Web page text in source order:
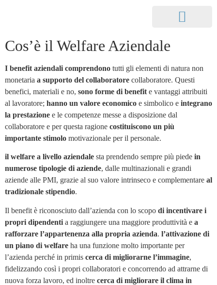
Costi welfare Lombardia
Cos’è il Welfare Aziendale
I benefit aziendali comprendono tutti gli elementi di natura non
monetaria a supporto del collaboratore collaboratore. Questi
benefici, materiali e no, sono forme di benefit e vantaggi attribuiti
al lavoratore; hanno un valore economico e simbolico e integrano
la prestazione e le competenze messe a disposizione dal
collaboratore e per questa ragione costituiscono un più
importante stimolo motivazionale per il personale.
il welfare a livello aziendale sta prendendo sempre più piede in
numerose tipologie di aziende, dalle multinazionali e grandi
aziende alle PMI, grazie al suo valore intrinseco e complementare al
tradizionale stipendio.
Il benefit è riconosciuto dall’azienda con lo scopo di incentivare i
propri dipendenti a raggiungere una maggiore produttività e a
rafforzare l’appartenenza alla propria azienda. l’attivazione di
un piano di welfare ha una funzione molto importante per
l’azienda perché in primis cerca di migliorarne l’immagine,
fidelizzando così i propri collaboratori e concorrendo ad attrarne di
nuova forza lavoro, ed inoltre cerca di migliorare il clima in